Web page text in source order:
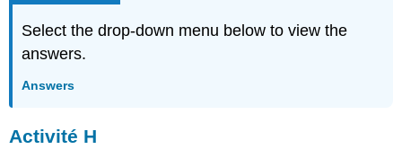
Select the drop-down menu below to view the
answers.
Answers
Activité H